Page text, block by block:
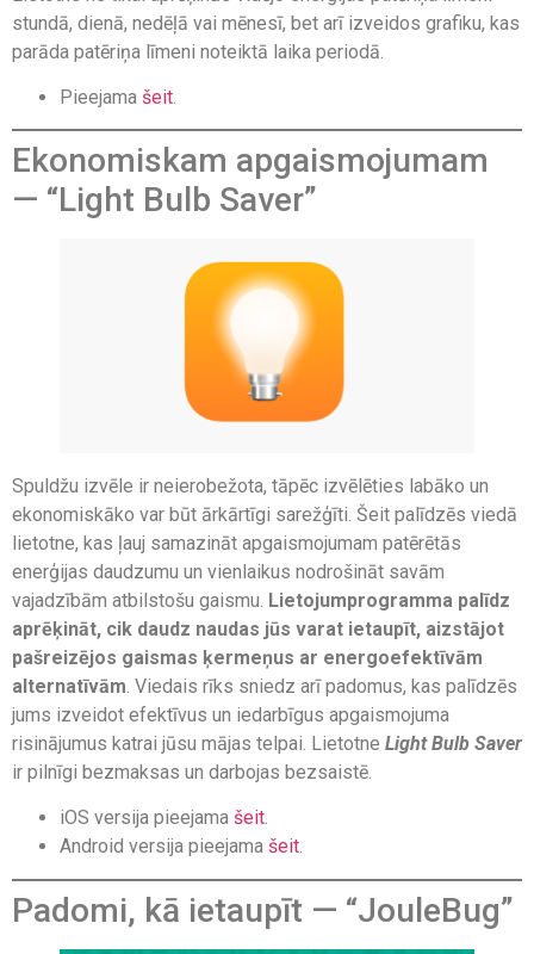
stundā, dienā, nedēļā vai mēnesī, bet arī izveidos grafiku, kas
parāda patēriņa līmeni noteiktā laika periodā.
Pieejama šeit.
Ekonomiskam apgaismojumam
— “Light Bulb Saver”
Spuldžu izvēle ir neierobežota, tāpēc izvēlēties labāko un
ekonomiskāko var būt ārkārtīgi sarežģīti. Šeit palīdzēs viedā
lietotne, kas ļauj samazināt apgaismojumam patērētās
enerģijas daudzumu un vienlaikus nodrošināt savām
vajadzībām atbilstošu gaismu. Lietojumprogramma palīdz
aprēķināt, cik daudz naudas jūs varat ietaupīt, aizstājot
pašreizējos gaismas ķermeņus ar energoefektīvām
alternatīvām. Viedais rīks sniedz arī padomus, kas palīdzēs
jums izveidot efektīvus un iedarbīgus apgaismojuma
risinājumus katrai jūsu mājas telpai. Lietotne Light Bulb Saver
ir pilnīgi bezmaksas un darbojas bezsaistē.
iOS versija pieejama šeit.
Android versija pieejama šeit.
Padomi, kā ietaupīt — “JouleBug”